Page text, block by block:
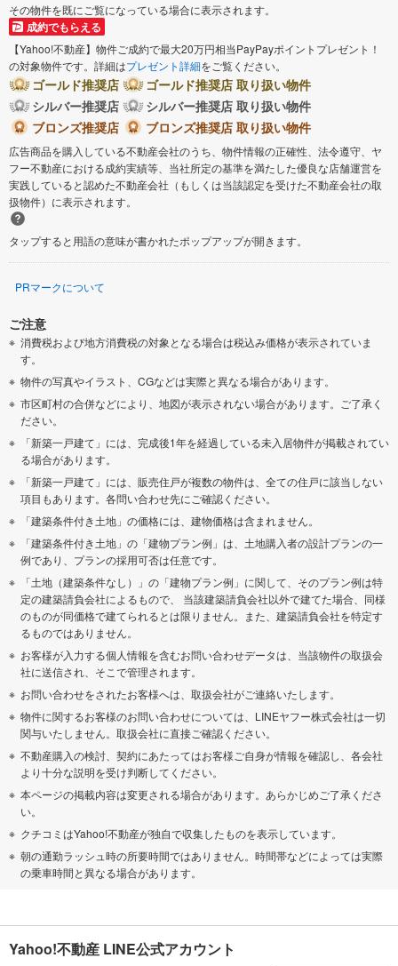
その物件を既にご覧になっている場合に表示されます。
成約でもらえる
【Yahoo!不動産】物件ご成約で最大20万円相当PayPayポイントプレゼント！
の対象物件です。詳細はプレゼント詳細をご覧ください。
ゴールド推奨店
ゴールド推奨店 取り扱い物件
シルバー推奨店
シルバー推奨店 取り扱い物件
ブロンズ推奨店
ブロンズ推奨店 取り扱い物件
広告商品を購入している不動産会社のうち、物件情報の正確性、法令遵守、ヤ
フー不動産における成約実績等、当社所定の基準を満たした優良な店舗運営を
実践していると認めた不動産会社（もしくは当該認定を受けた不動産会社の取
扱物件）に表示されます。
タップすると用語の意味が書かれたポップアップが開きます。
PRマークについて
ご注意
消費税および地方消費税の対象となる場合は税込み価格が表示されていま
す。
物件の写真やイラスト、CGなどは実際と異なる場合があります。
市区町村の合併などにより、地図が表示されない場合があります。ご了承く
ださい。
「新築一戸建て」には、完成後1年を経過している未入居物件が掲載されてい
る場合があります。
「新築一戸建て」には、販売住戸が複数の物件は、全ての住戸に該当しない
項目もあります。各問い合わせ先にご確認ください。
「建築条件付き土地」の価格には、建物価格は含まれません。
「建築条件付き土地」の「建物プラン例」は、土地購入者の設計プランの一
例であり、プランの採用可否は任意です。
「土地（建築条件なし）」の「建物プラン例」に関して、そのプラン例は特
定の建築請負会社によるもので、 当該建築請負会社以外で建てた場合、同様
のものが同価格で建てられるとは限りません。また、建築請負会社を特定す
るものではありません。
お客様が入力する個人情報を含むお問い合わせデータは、当該物件の取扱会
社に送信され、そこで管理されます。
お問い合わせをされたお客様へは、取扱会社がご連絡いたします。
物件に関するお客様のお問い合わせについては、LINEヤフー株式会社は一切
関与いたしません。取扱会社に直接ご確認ください。
不動産購入の検討、契約にあたってはお客様ご自身が情報を確認し、各会社
より十分な説明を受け判断してください。
本ページの掲載内容は変更される場合があります。あらかじめご了承くださ
い。
クチコミはYahoo!不動産が独自で収集したものを表示しています。
朝の通勤ラッシュ時の所要時間ではありません。時間帯などによっては実際
の乗車時間と異なる場合があります。
Yahoo!不動産 LINE公式アカウント